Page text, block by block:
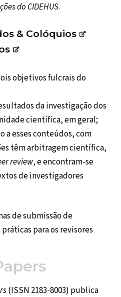
do CIDEHUS.
& Colóquios
objetivos fulcrais do
da investigação dos
científica, em geral;
a esses conteúdos, com
têm arbitragem científica,
review, e encontram-se
de investigadores
de submissão de
para os revisores
(ISSN 2183-8003) publica